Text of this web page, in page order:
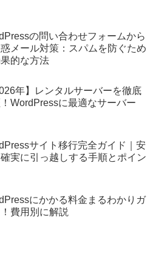
の問い合わせフォームから
メール対策：スパムを防ぐため
的な方法
年】レンタルサーバーを徹底
WordPressに最適なサーバー
サイト移行完全ガイド｜安
実に引っ越しする手順とポイン
にかかる料金まるわかりガ
費用別に解説